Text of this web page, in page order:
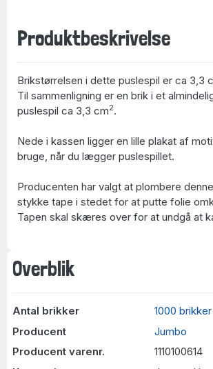
Overblik
Antal brikker
1000 brikker
Producent
Jumbo
Producent varenr.
1110100614
Produktbeskrivelse
Brikstørrelsen i dette puslespil er ca 3,3
Til sammenligning er en brik i et
puslespil ca 3,3 cm2.
Nede i kassen ligger en lille plakat af
bruge, når du lægger puslespillet.
Producenten har valgt at plombere
stykke tape i stedet for at putte folie
Tapen skal skæres over for at undgå at